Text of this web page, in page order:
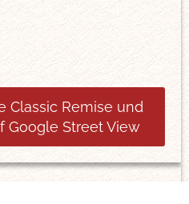
Classic Remise und
Google Street View